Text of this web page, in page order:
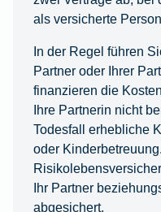
als versicherte
In der Regel führen
Partner oder Ihrer
finanzieren die
Ihre Partnerin nicht
Todesfall erhebliche
oder
Ihr Partner
abgesichert.